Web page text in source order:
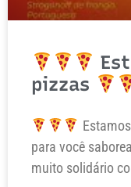
pizzas
para você
muito solidário